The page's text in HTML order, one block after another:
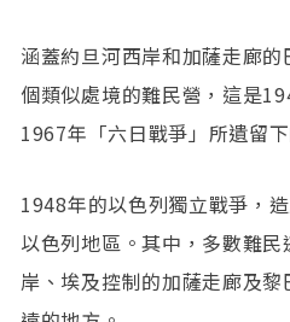
涵蓋約旦河西岸和加薩走廊
個類似處境的難民營，這是
1967年「六日戰爭」所遺留
1948年的以色列獨立戰爭，
以色列地區。其中，多數難
岸、埃及控制的加薩走廊及